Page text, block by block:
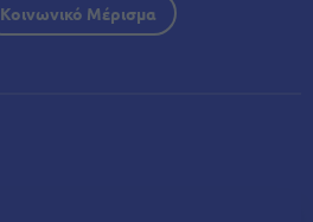
Κοινωνικό Μέρισμα